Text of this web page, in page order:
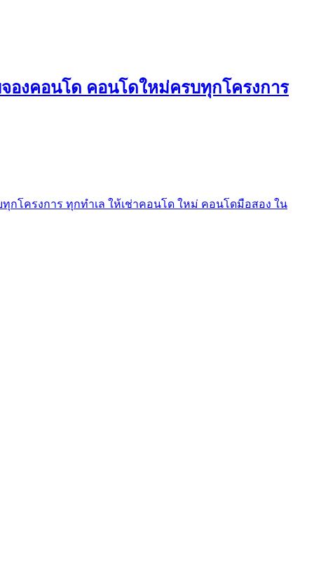
องคอนโด คอนโดใหม่ครบทุกโครงการ
โครงการ ทุกทำเล ให้เช่าคอนโด ใหม่ คอนโดมือสอง ใน